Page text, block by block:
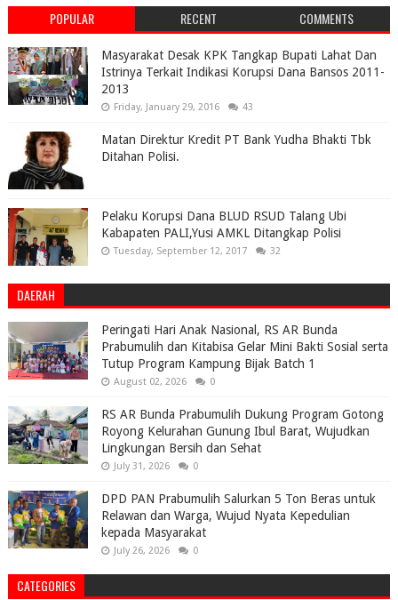
POPULAR RECENT COMMENTS
Masyarakat Desak KPK Tangkap Bupati Lahat Dan
Istrinya Terkait Indikasi Korupsi Dana Bansos 2011-
2013
Friday, January 29, 2016 43
Matan Direktur Kredit PT Bank Yudha Bhakti Tbk
Ditahan Polisi.
Pelaku Korupsi Dana BLUD RSUD Talang Ubi
Kabapaten PALI,Yusi AMKL Ditangkap Polisi
Tuesday, September 12, 2017 32
DAERAH
Peringati Hari Anak Nasional, RS AR Bunda
Prabumulih dan Kitabisa Gelar Mini Bakti Sosial serta
Tutup Program Kampung Bijak Batch 1
August 02, 2026 0
RS AR Bunda Prabumulih Dukung Program Gotong
Royong Kelurahan Gunung Ibul Barat, Wujudkan
Lingkungan Bersih dan Sehat
July 31, 2026 0
DPD PAN Prabumulih Salurkan 5 Ton Beras untuk
Relawan dan Warga, Wujud Nyata Kepedulian
kepada Masyarakat
July 26, 2026 0
CATEGORIES